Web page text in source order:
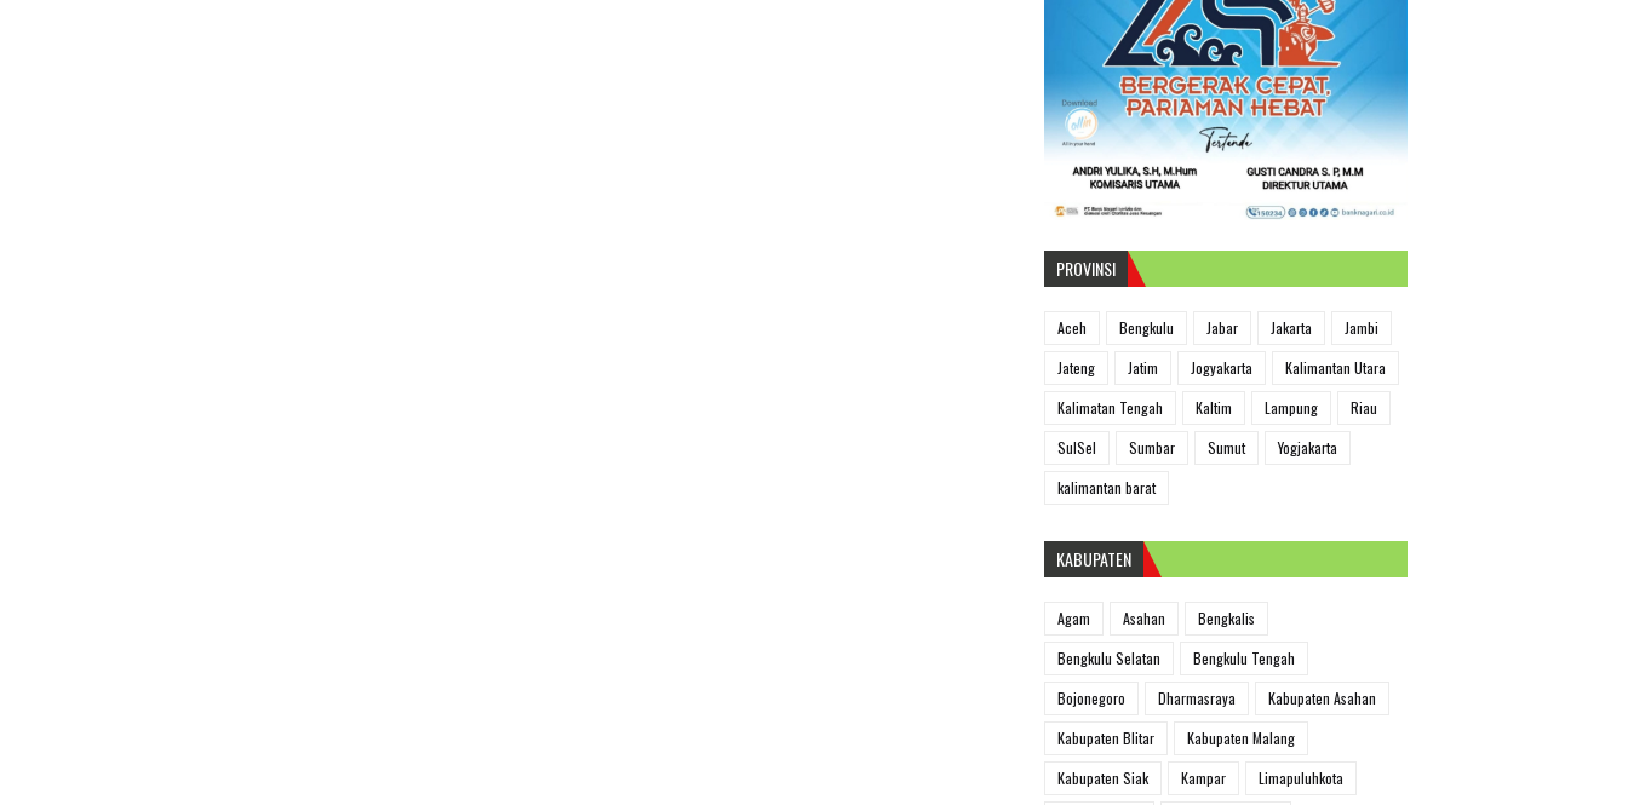
PROVINSI
Aceh Bengkulu Jabar Jakarta
Jambi
Jateng
Jatim Jogyakarta
Kalimantan Utara
Kalimatan Tengah
Kaltim Lampung
Riau
SulSel
Sumbar Sumut
Yogjakarta
kalimantan barat
KABUPATEN
Agam Asahan
Bengkalis
Bengkulu Selatan
Bengkulu Tengah
Bojonegoro
Dharmasraya
Kabupaten Asahan
Kabupaten Blitar
Kabupaten Malang
Kabupaten Siak
Kampar
Limapuluhkota